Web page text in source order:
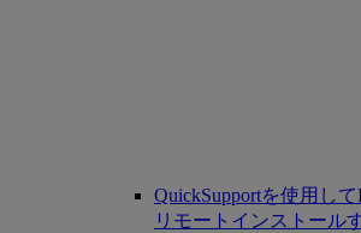
QuickSupportを使用し
リモートインストール